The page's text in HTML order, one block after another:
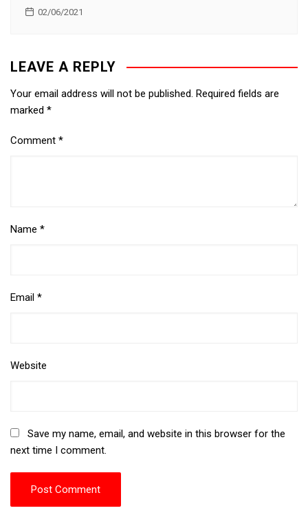
02/06/2021
LEAVE A REPLY
Your email address will not be published. Required fields are
marked *
Comment *
Name *
Email *
Website
Save my name, email, and website in this browser for the
next time I comment.